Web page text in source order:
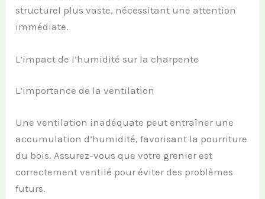
structurel plus vaste, nécessitant une attention
immédiate.
L’impact de l’humidité sur la charpente
L’importance de la ventilation
Une ventilation inadéquate peut entraîner une
accumulation d’humidité, favorisant la pourriture
du bois. Assurez-vous que votre grenier est
correctement ventilé pour éviter des problèmes
futurs.